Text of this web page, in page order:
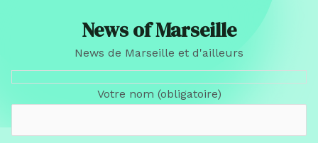
News of Marseille
News de Marseille et d'ailleurs
Votre nom (obligatoire)